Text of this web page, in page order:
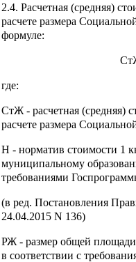
2.4. Расчетная (средняя)
расчете размера
формуле:
где:
СтЖ - расчетная (средняя)
расчете размера
Н - норматив стоимости 1
муниципальному
требованиями
(в ред. Постановления
24.04.2015 N 136)
РЖ - размер общей
в соответствии с